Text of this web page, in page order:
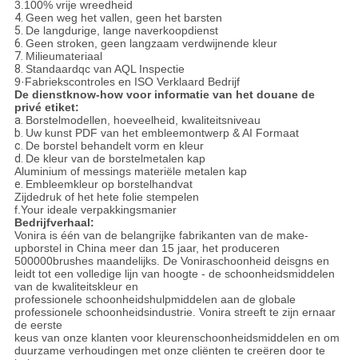
3.100% vrije wreedheid
4. Geen weg het vallen, geen het barsten
5. De langdurige, lange naverkoopdienst
6. Geen stroken, geen langzaam verdwijnende kleur
7. Milieumateriaal
8. Standaardqc van AQL Inspectie
9·Fabriekscontroles en ISO Verklaard Bedrijf
De dienstknow-how voor informatie van het douane de
privé etiket:
a. Borstelmodellen, hoeveelheid, kwaliteitsniveau
b. Uw kunst PDF van het embleemontwerp & AI Formaat
c. De borstel behandelt vorm en kleur
d. De kleur van de borstelmetalen kap
Aluminium of messings materiële metalen kap
e. Embleemkleur op borstelhandvat
Zijdedruk of het hete folie stempelen
f.Your ideale verpakkingsmanier
Bedrijfverhaal:
Vonira is één van de belangrijke fabrikanten van de make-
upborstel in China meer dan 15 jaar, het produceren
500000brushes maandelijks. De Voniraschoonheid deisgns en
leidt tot een volledige lijn van hoogte - de schoonheidsmiddelen
van de kwaliteitskleur en
professionele schoonheidshulpmiddelen aan de globale
professionele schoonheidsindustrie. Vonira streeft te zijn ernaar
de eerste
keus van onze klanten voor kleurenschoonheidsmiddelen en om
duurzame verhoudingen met onze cliënten te creëren door te